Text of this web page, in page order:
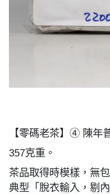
【零碼老茶】④ 陳年
357克重。
茶品取得時模樣，無
典型「脫衣輸入，剔